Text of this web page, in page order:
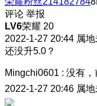
评论 举报
LV6荣耀 20
2022-1-27 20:44 属
还没升5.0？
Mingchi0601 : 没有，
2022-1-27 20:46 属